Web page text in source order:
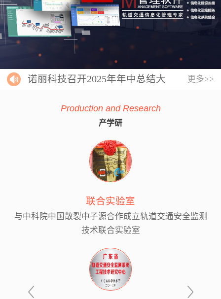
诺丽科技召开2025年年中总结大
更多>>
Production and Research
产学研
联合实验室
与中科院中国散裂中子源合作成立轨道交通安全监测
技术联合实验室